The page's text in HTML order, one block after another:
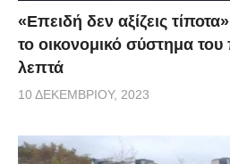
«Επειδή δεν αξίζεις
το οικονομικό σύστημα
λεπτά
10 ΔΕΚΕΜΒΡΊΟΥ, 2023